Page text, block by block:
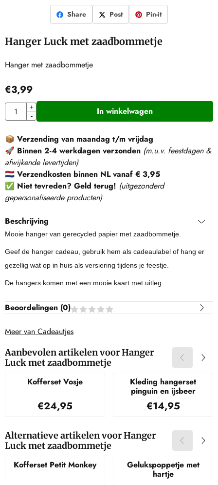
Share Post Pin-it
Hanger Luck met zaadbommetje
Hanger met zaadbommetje
€3,99
Aantal
+
-
In winkelwagen
📦 Verzending van maandag t/m vrijdag
🚀 Binnen 2-4 werkdagen verzonden (m.u.v. feestdagen &
afwijkende levertijden)
🇳🇱 Verzendkosten binnen NL vanaf € 3,95
✅ Niet tevreden? Geld terug! (uitgezonderd
gepersonaliseerde producten)
Beschrijving
Mooie hanger van gerecycled papier met zaadbommetje.
Geef de hanger cadeau, gebruik hem als cadeaulabel of hang er
gezellig wat op in huis als versiering tijdens je feestje.
De hangers komen met een mooie kaart met uitleg.
Beoordelingen (0)
Meer van Cadeautjes
Aanbevolen artikelen voorHanger
Luck met zaadbommetje
Kofferset Vosje
Prijs: 24,95
€24,95
Kleding hangerset
pinguin en ijsbeer
Prijs: 14,95
€14,95
Alternatieve artikelen voorHanger
Luck met zaadbommetje
Kofferset Petit Monkey
Gelukspoppetje met
hartje